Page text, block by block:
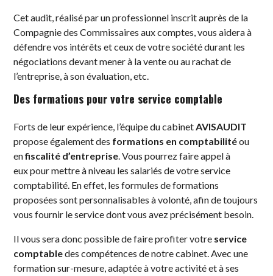
Cet audit, réalisé par un professionnel inscrit auprès de la
Compagnie des Commissaires aux comptes, vous aidera à
défendre vos intérêts et ceux de votre société durant les
négociations devant mener à la vente ou au rachat de
l’entreprise, à son évaluation, etc.
Des formations pour votre service comptable
Forts de leur expérience, l’équipe du cabinetAVISAUDIT
propose également des formations en comptabilitéou
enfiscalité d’entreprise. Vous pourrez faire appel à
eux pour mettre à niveau les salariés de votre service
comptabilité. En effet, les formules de formations
proposées sont personnalisables à volonté, afin de toujours
vous fournir le service dont vous avez précisément besoin.
Il vous sera donc possible de faire profiter votre service
comptabledes compétences de notre cabinet. Avec une
formation sur-mesure, adaptée à votre activité et à ses